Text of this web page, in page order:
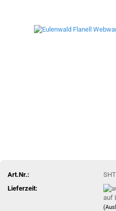
Art.Nr.:
Lieferzeit:
auf